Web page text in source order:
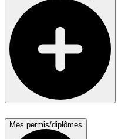
Mes permis/diplômes